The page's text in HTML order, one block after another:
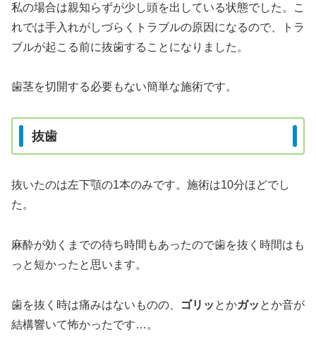
私の場合は親知らずが少し頭を出している状態でした。こ
れでは手入れがしづらくトラブルの原因になるので、トラ
ブルが起こる前に抜歯することになりました。
歯茎を切開する必要もない簡単な施術です。
抜歯
抜いたのは左下顎の1本のみです。施術は10分ほどでし
た。
麻酔が効くまでの待ち時間もあったので歯を抜く時間はも
っと短かったと思います。
歯を抜く時は痛みはないものの、 ゴリッ とかガッ とか音が
結構響いて怖かったです…。